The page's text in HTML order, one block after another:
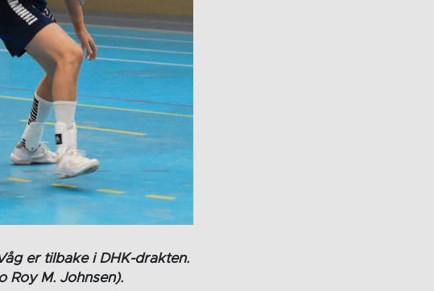
er tilbake i DHK-drakten.
Roy M. Johnsen).